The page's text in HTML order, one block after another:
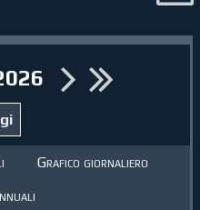
Grafico giornaliero